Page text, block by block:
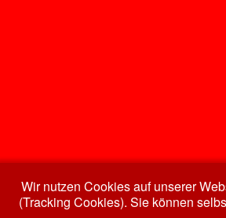
Wir nutzen Cookies auf unserer
(Tracking Cookies). Sie können